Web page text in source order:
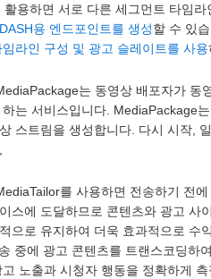
용하면 서로 다른 세그먼트 타임
DASH용 엔드포인트를 생성할 수 있
라인 구성 및 광고 슬레이트를 사용
는 동영상 배포자가 동
는 서비스입니다. MediaPackage
스트림을 생성합니다. 다시 시작,
를 사용하면 전송하기 전
스에 도달하므로 콘텐츠와 광고
으로 유지하여 더욱 효과적으로 수
중에 광고 콘텐츠를 트랜스코딩하
노출과 시청자 행동을 정확하게